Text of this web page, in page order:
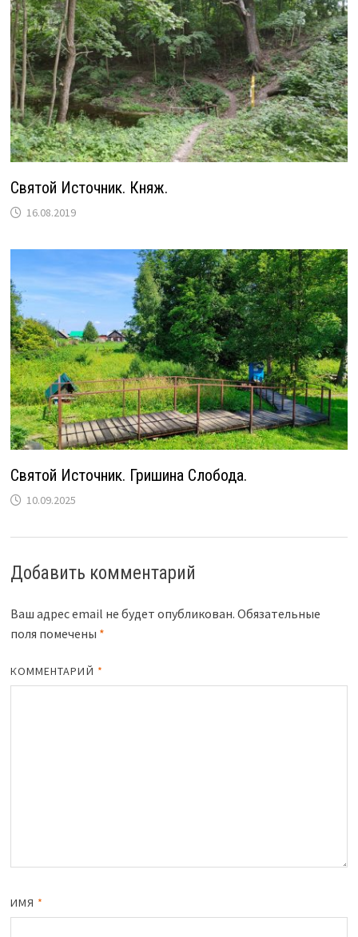
Святой Источник. Княж.
16.08.2019
Святой Источник. Гришина Слобода.
10.09.2025
Добавить комментарий
Ваш адрес email не будет опубликован. Обязательные
поля помечены *
КОММЕНТАРИЙ *
ИМЯ *